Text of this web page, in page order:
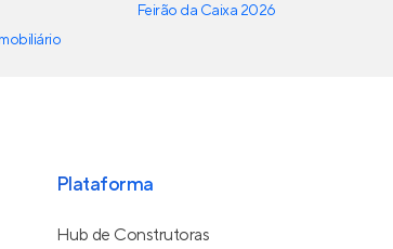
Feirão da Caixa 2026
Plataforma
Hub de Construtoras